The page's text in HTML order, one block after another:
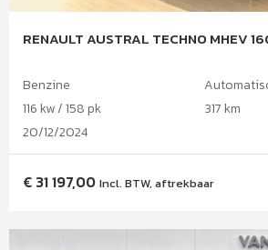
RENAULT AUSTRAL TECHNO MHEV
Benzine
116 kw / 158 pk
317 km
20/12/2024
€ 31 197,00 Incl. BTW, aftrekbaar